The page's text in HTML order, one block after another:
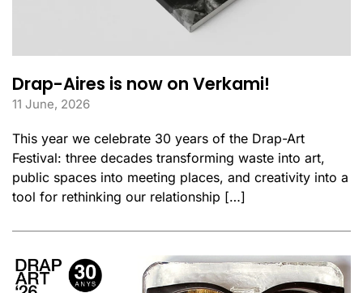
Drap-Aires is now on Verkami!
11 June, 2026
This year we celebrate 30 years of the Drap-Art
Festival: three decades transforming waste into art,
public spaces into meeting places, and creativity into a
tool for rethinking our relationship […]